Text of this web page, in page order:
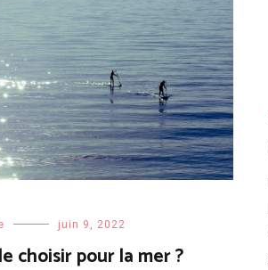
juin 9, 2022
choisir pour la mer ?